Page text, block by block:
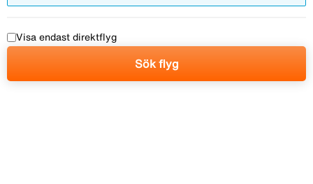
Visa endast direktflyg
Sök flyg